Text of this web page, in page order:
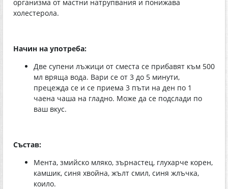
организма от мастни натрупвания и понижава
холестерола.
Начин на употреба:
Две супени лъжици от сместа се прибавят към 500
мл вряща вода. Вари се от 3 до 5 минути,
прецежда се и се приема 3 пъти на ден по 1
чаена чаша на гладно. Може да се подслади по
ваш вкус.
Състав:
Мента, змийско мляко, зърнастец, глухарче корен,
камшик, синя хвойна, жълт смил, синя жлъчка,
коило.